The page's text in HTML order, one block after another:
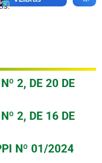
2, DE 20 DE
2, DE 16 DE
Nº 01/2024